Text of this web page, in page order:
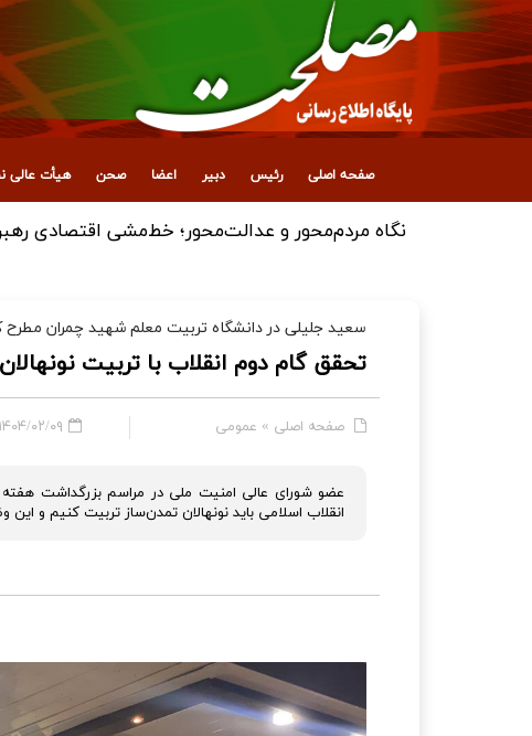
صفحه اصلی رئیس دبیر اعضا صحن هیأت عالی
نگاه مردم‌محور و عدالت‌محور؛ خط‌مشی اقتصادی
سعید جلیلی در دانشگاه تربیت معلم شهید چمران مطرح
تحقق گام دوم انقلاب با تربیت
صفحه اصلی » عمومی ۱۴۰۴/۰۲/۰۹ - ۱۱:۳۰
عضو شورای عالی امنیت ملی در مراسم بزرگداشت
انقلاب اسلامی باید نونهالان تمدن‌ساز تربیت کنیم و